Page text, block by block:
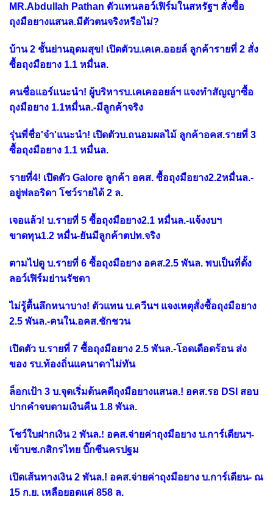
MR.Abdullah Pathan ตัวแทนลอว์เฟิร์มในสหรัฐฯ สั่งซื้อ
ถุงมือยางแสนล.มีตัวตนจริงหรือไม่?
บ้าน 2 ชั้นย่านอุดมสุข! เปิดตัวบ.เคเค.ออยล์ ลูกค้ารายที่ 2 สั่ง
ซื้อถุงมือยาง 1.1 หมื่นล.
คนชื่อแอร์แนะนำ! ผู้บริหารบ.เคเคออยล์ฯ แจงทำสัญญาซื้อ
ถุงมือยาง 1.1หมื่นล.-มีลูกค้าจริง
รุ่นพี่ชื่อ'จ๋า'แนะนำ! เปิดตัวบ.ถนอมผลไม้ ลูกค้าอคส.รายที่ 3
ซื้อถุงมือยาง 1.1 หมื่นล.
รายที่4! เปิดตัว Galore ลูกค้า อคส. ซื้อถุงมือยาง2.2หมื่นล.-
อยู่ฟลอริดา โชว์รายได้ 2 ล.
เจอแล้ว! บ.รายที่ 5 ซื้อถุงมือยาง2.1 หมื่นล.-แจ้งงบฯ
ขาดทุน1.2 หมื่น-ยันมีลูกค้าตปท.จริง
ตามไปดู บ.รายที่ 6 ซื้อถุงมือยาง อคส.2.5 พันล. พบเป็นที่ตั้ง
ลอว์เฟิร์มย่านรัชดา
ไม่รู้ตื้นลึกหนาบาง! ตัวแทน บ.ควีนฯ แจงเหตุสั่งซื้อถุงมือยาง
2.5 พันล.-คนใน.อคส.ชักชวน
เปิดตัว บ.รายที่ 7 ซื้อถุงมือยาง 2.5 พันล.-โอดเดือดร้อน ส่ง
ของ รบ.ท้องถิ่นแคนาดาไม่ทัน
ล็อกเป้า 3 บ.จุดเริ่มต้นคดีถุงมือยางแสนล.! อคส.รอ DSI สอบ
ปากคำจบตามเงินคืน 1.8 พันล.
โชว์ใบฝากเงิน 2 พันล.! อคส.จ่ายค่าถุงมือยาง บ.การ์เดียนฯ-
เข้าบช.กสิกรไทย บิ๊กซีนครปฐม
เปิดเส้นทางเงิน 2 พันล.! อคส.จ่ายค่าถุงมือยาง บ.การ์เดียน- ณ
15 ก.ย. เหลือยอดแค่ 858 ล.